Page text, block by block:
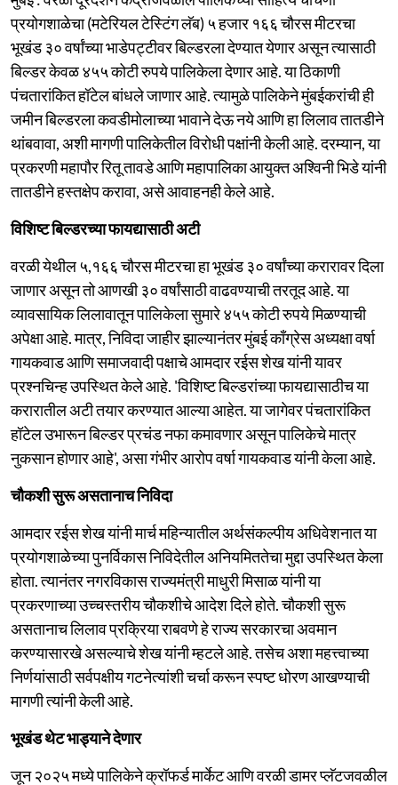
प्रयोगशाळेचा (मटेरियल टेस्टिंग लॅब) ५ हजार १६६ चौरस मीटरचा
भूखंड ३० वर्षांच्या भाडेपट्टीवर बिल्डरला देण्यात येणार असून त्यासाठी
बिल्डर केवळ ४५५ कोटी रुपये पालिकेला देणार आहे. या ठिकाणी
पंचतारांकित हॉटेल बांधले जाणार आहे. त्यामुळे पालिकेने मुंबईकरांची ही
जमीन बिल्डरला कवडीमोलाच्या भावाने देऊ नये आणि हा लिलाव तातडीने
थांबवावा, अशी मागणी पालिकेतील विरोधी पक्षांनी केली आहे. दरम्यान, या
प्रकरणी महापौर रितू तावडे आणि महापालिका आयुक्त अश्विनी भिडे यांनी
तातडीने हस्तक्षेप करावा, असे आवाहनही केले आहे.
विशिष्ट बिल्डरच्या फायद्यासाठी अटी
वरळी येथील ५,१६६ चौरस मीटरचा हा भूखंड ३० वर्षांच्या करारावर दिला
जाणार असून तो आणखी ३० वर्षांसाठी वाढवण्याची तरतूद आहे. या
व्यावसायिक लिलावातून पालिकेला सुमारे ४५५ कोटी रुपये मिळण्याची
अपेक्षा आहे. मात्र, निविदा जाहीर झाल्यानंतर मुंबई काँग्रेस अध्यक्षा वर्षा
गायकवाड आणि समाजवादी पक्षाचे आमदार रईस शेख यांनी यावर
प्रश्नचिन्ह उपस्थित केले आहे. 'विशिष्ट बिल्डरांच्या फायद्यासाठीच या
करारातील अटी तयार करण्यात आल्या आहेत. या जागेवर पंचतारांकित
हॉटेल उभारून बिल्डर प्रचंड नफा कमावणार असून पालिकेचे मात्र
नुकसान होणार आहे', असा गंभीर आरोप वर्षा गायकवाड यांनी केला आहे.
चौकशी सुरू असतानाच निविदा
आमदार रईस शेख यांनी मार्च महिन्यातील अर्थसंकल्पीय अधिवेशनात या
प्रयोगशाळेच्या पुनर्विकास निविदेतील अनियमिततेचा मुद्दा उपस्थित केला
होता. त्यानंतर नगरविकास राज्यमंत्री माधुरी मिसाळ यांनी या
प्रकरणाच्या उच्चस्तरीय चौकशीचे आदेश दिले होते. चौकशी सुरू
असतानाच लिलाव प्रक्रिया राबवणे हे राज्य सरकारचा अवमान
करण्यासारखे असल्याचे शेख यांनी म्हटले आहे. तसेच अशा महत्त्वाच्या
निर्णयांसाठी सर्वपक्षीय गटनेत्यांशी चर्चा करून स्पष्ट धोरण आखण्याची
मागणी त्यांनी केली आहे.
भूखंड थेट भाड्याने देणार
जून २०२५ मध्ये पालिकेने क्रॉफर्ड मार्केट आणि वरळी डामर प्लॅटजवळील